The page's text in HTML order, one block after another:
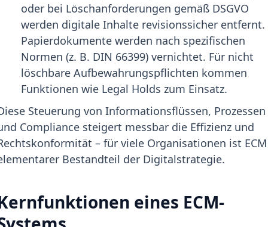
oder bei Löschanforderungen gemäß DSGVO
werden digitale Inhalte revisionssicher entfernt.
Papierdokumente werden nach spezifischen
Normen (z. B. DIN 66399) vernichtet. Für nicht
löschbare Aufbewahrungspflichten kommen
Funktionen wie Legal Holds zum Einsatz.
Steuerung von Informationsflüssen, Prozessen
Compliance steigert messbar die Effizienz und
– für viele Organisationen ist ECM
Bestandteil der Digitalstrategie.
eines ECM-